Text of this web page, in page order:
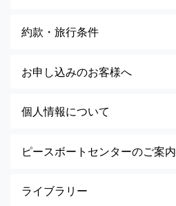
約款・旅行条件
お申し込みのお客様へ
個人情報について
ピースボートセンターのご案内
ライブラリー